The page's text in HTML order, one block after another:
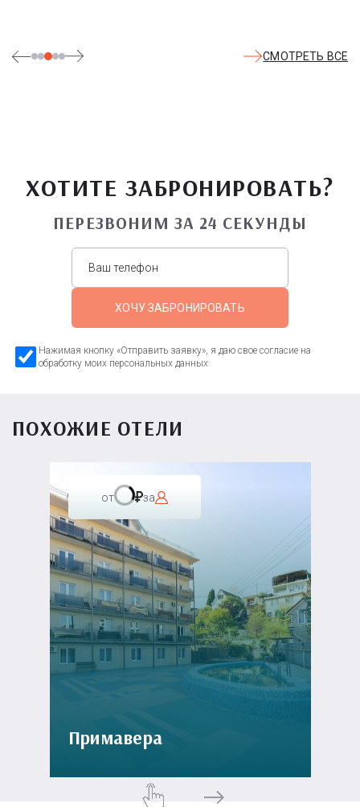
СМОТРЕТЬ ВСЕ
ХОТИТЕ ЗАБРОНИРОВАТЬ?
ПЕРЕЗВОНИМ ЗА 24 СЕКУНДЫ
ХОЧУ ЗАБРОНИРОВАТЬ
Нажимая кнопку «Отправить заявку», я даю свое согласие на
обработку моих персональных данных
ПОХОЖИЕ ОТЕЛИ
от за
Примавера